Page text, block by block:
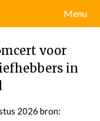
Menu
voor
in
2026 door
bron: